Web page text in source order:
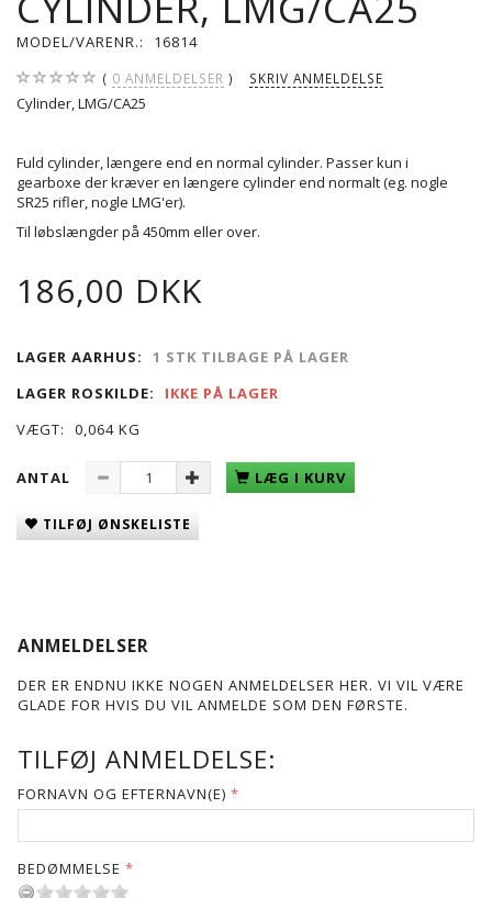
MODEL/VARENR.: 16814
0 ANMELDELSER SKRIV ANMELDELSE
Cylinder, LMG/CA25
Fuld cylinder, længere end en normal cylinder. Passer kun i
gearboxe der kræver en længere cylinder end normalt (eg. nogle
SR25 rifler, nogle LMG'er).
Til løbslængder på 450mm eller over.
186,00 DKK
LAGER AARHUS:
1 STK TILBAGE PÅ LAGER
LAGER ROSKILDE:
IKKE PÅ LAGER
VÆGT:
0,064 KG
ANTAL LÆG I KURV
TILFØJ ØNSKELISTE
ANMELDELSER
DER ER ENDNU IKKE NOGEN ANMELDELSER HER. VI VIL VÆRE
GLADE FOR HVIS DU VIL ANMELDE SOM DEN FØRSTE.
TILFØJ ANMELDELSE:
FORNAVN OG EFTERNAVN(E)
BEDØMMELSE